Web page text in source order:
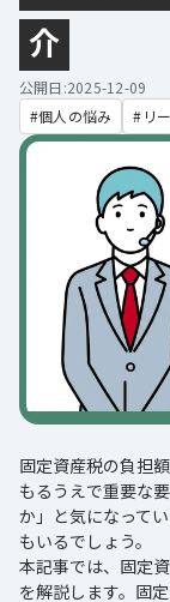
介
公開日:2025-12-09
個人の悩み
リ
固定資産税の負担
もるうえで重要な
か」と気になって
もいるでしょう。
本記事では、固定
を解説します。固